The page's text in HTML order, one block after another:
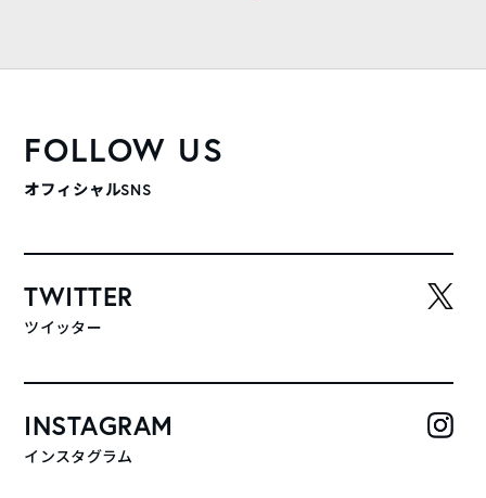
FOLLOW US
オフィシャルSNS
TWITTER
ツイッター
INSTAGRAM
インスタグラム